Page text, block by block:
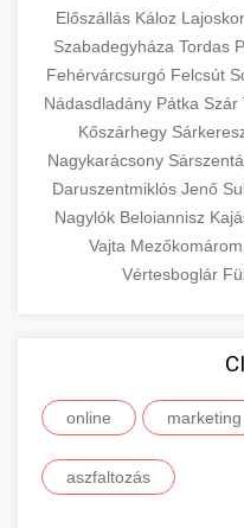
Előszállás Káloz
Szabadegyháza Tordas
Fehérvárcsurgó Felcsút
Nádasdladány Pátka Szár
Kőszárhegy
Nagykarácsony
Daruszentmiklós Jenő
Nagylók Beloiannisz
Vajta Mezőkomárom
Vértesboglár
online marketing
aszfaltozás